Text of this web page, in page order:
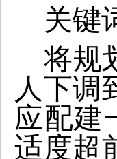
关键
将规
人下调
应配建
适度超